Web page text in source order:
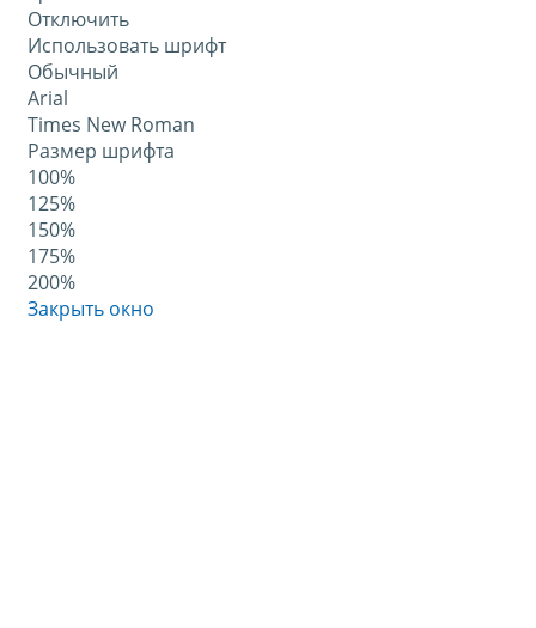
Отключить
Использовать шрифт
Обычный
Arial
Times New Roman
Размер шрифта
100%
125%
150%
175%
200%
Закрыть окно